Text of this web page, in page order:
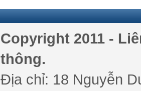
Copyright 2011 -
thông.
Địa chỉ: 18 Nguyễn